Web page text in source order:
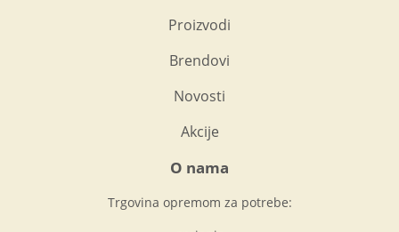
Proizvodi
Brendovi
Novosti
Akcije
O nama
Trgovina opremom za potrebe: